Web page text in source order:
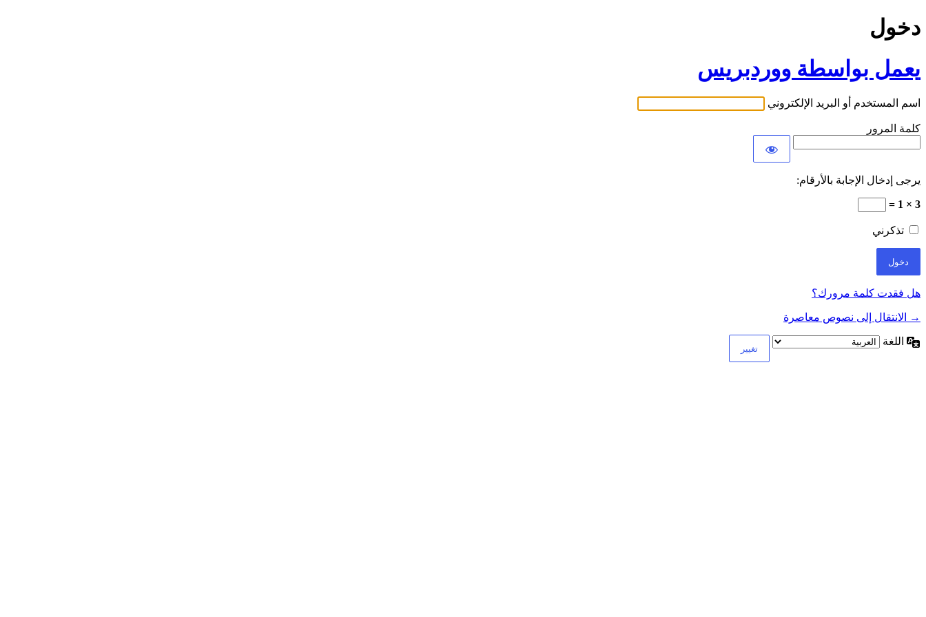
دخول
يعمل بواسطة ووردبريس
اسم المستخدم أو البريد الإلكتروني
كلمة المرور
يرجى إدخال الإجابة بالأرقام:
3 × 1 =
تذكرني
هل فقدت كلمة مرورك؟
→ الانتقال إلى نصوص معاصرة
اللغة